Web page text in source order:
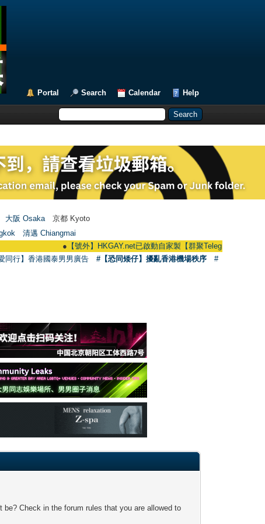
Portal Search Calendar Help
大阪 Osaka 京都 Kyoto
清邁 Chiangmai
【號外】HKGAY.net已啟動自家製【群聚Telegram群組】
同行】香港國泰男男廣告 #【恐同矮仔】擾亂香港機場秩序
#
Check in the forum rules that you are allowed to